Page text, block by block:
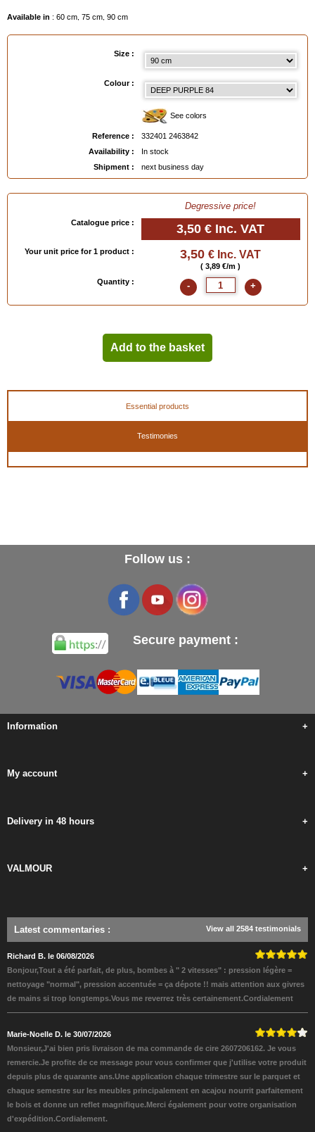
Available in : 60 cm, 75 cm, 90 cm
Size :
Colour :
See colors
Reference :
332401 2463842
Availability :
In stock
Shipment :
next business day
Degressive price!
Catalogue price : 3,50 € Inc. VAT
Your unit price for 1 product : 3,50 € Inc. VAT
( 3,89 €/m )
Quantity :
- +
Add to the basket
Essential products
Testimonies
Follow us :
Secure payment :
Information +
My account +
Delivery in 48 hours +
VALMOUR +
Latest commentaries : View all 2584 testimonials
Richard B. le 06/08/2026
Bonjour,Tout a été parfait, de plus, bombes à " 2 vitesses" : pression légère =
nettoyage "normal", pression accentuée = ça dépote !! mais attention aux givres
de mains si trop longtemps.Vous me reverrez très certainement.Cordialement
Marie-Noelle D. le 30/07/2026
Monsieur,J'ai bien pris livraison de ma commande de cire 2607206162. Je vous
remercie.Je profite de ce message pour vous confirmer que j'utilise votre produit
depuis plus de quarante ans.Une application chaque trimestre sur le parquet et
chaque semestre sur les meubles principalement en acajou nourrit parfaitement
le bois et donne un reflet magnifique.Merci également pour votre organisation
d'expédition.Cordialement.